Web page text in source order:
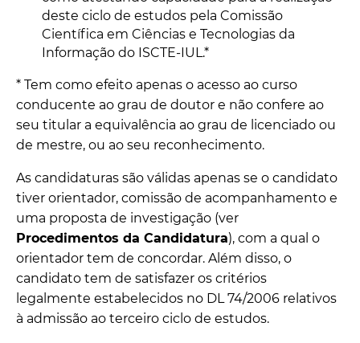
deste ciclo de estudos pela Comissão
Científica em Ciências e Tecnologias da
Informação do ISCTE-IUL.*
* Tem como efeito apenas o acesso ao curso
conducente ao grau de doutor e não confere ao
seu titular a equivalência ao grau de licenciado ou
de mestre, ou ao seu reconhecimento.
As candidaturas são válidas apenas se o candidato
tiver orientador, comissão de acompanhamento e
uma proposta de investigação (ver
Procedimentos da Candidatura), com a qual o
orientador tem de concordar. Além disso, o
candidato tem de satisfazer os critérios
legalmente estabelecidos no DL 74/2006 relativos
à admissão ao terceiro ciclo de estudos.